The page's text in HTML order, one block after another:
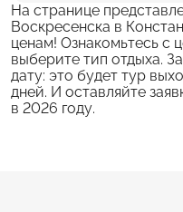
На странице
Воскресенска в
ценам! Ознакомьтесь с
выберите тип отдыха.
дату: это будет тур
дней. И оставляйте
в 2026 году.